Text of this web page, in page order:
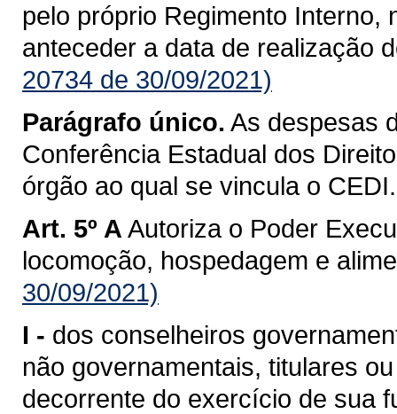
pelo próprio Regimento Interno,
anteceder a data de realização
20734 de 30/09/2021)
Parágrafo único. As despesas
Conferência Estadual dos
órgão ao qual se vincula o CEDI.
Art. 5º A Autoriza o Poder
locomoção, hospedagem e
30/09/2021)
I - dos conselheiros
não governamentais, titulares
decorrente do exercício de sua